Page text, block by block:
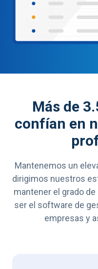
Más de
confían en
Mantenemos un
dirigimos nuestros
mantener el grado
ser el software de
empresas y